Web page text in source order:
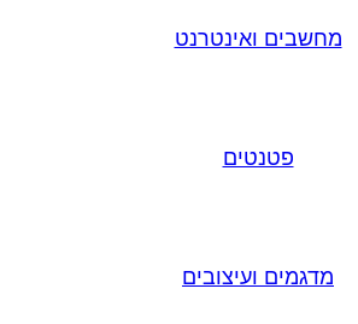
מחשבים ואינטרנט
פטנטים
מדגמים ועיצובים